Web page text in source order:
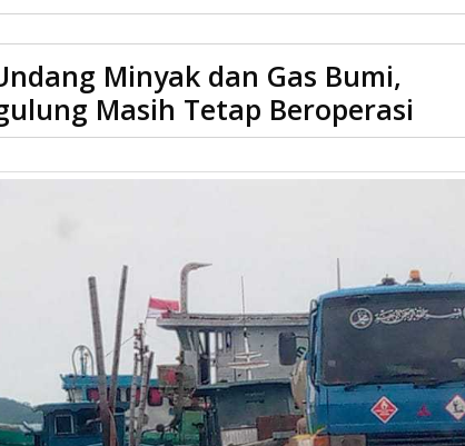
Aktivitas Langsir Solar di Sagulung Masih Tetap Beroperasi
Minyak dan Gas Bumi,
Masih Tetap Beroperasi